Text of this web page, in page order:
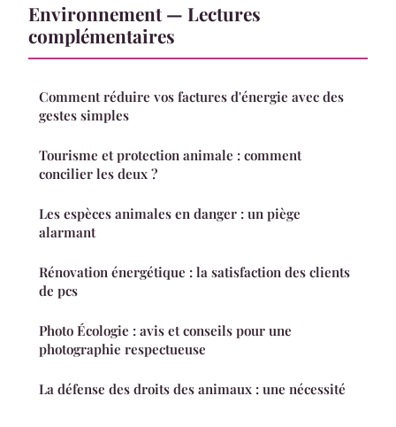
Environnement — Lectures
complémentaires
Comment réduire vos factures d'énergie avec des
gestes simples
Tourisme et protection animale : comment
concilier les deux ?
Les espèces animales en danger : un piège
alarmant
Rénovation énergétique : la satisfaction des clients
de pcs
Photo Écologie : avis et conseils pour une
photographie respectueuse
La défense des droits des animaux : une nécessité